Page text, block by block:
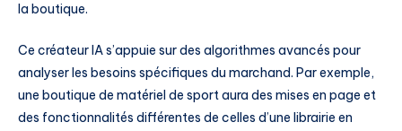
la boutique.
Ce créateur IA s’appuie sur des algorithmes avancés pour
analyser les besoins spécifiques du marchand. Par exemple,
une boutique de matériel de sport aura des mises en page et
des fonctionnalités différentes de celles d’une librairie en